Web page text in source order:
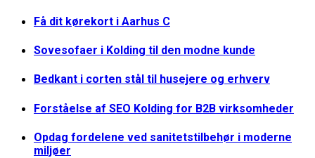
Få dit kørekort i Aarhus C
Sovesofaer i Kolding til den modne kunde
Bedkant i corten stål til husejere og erhverv
Forståelse af SEO Kolding for B2B virksomheder
Opdag fordelene ved sanitetstilbehør i moderne
miljøer